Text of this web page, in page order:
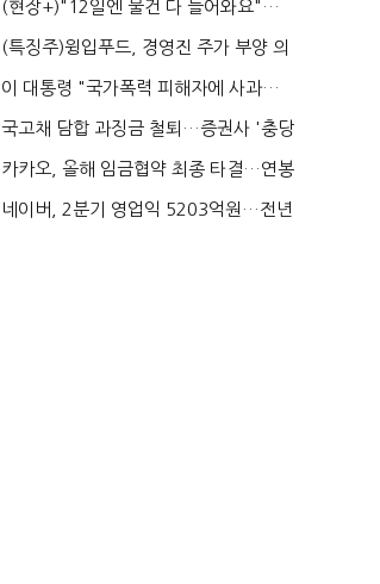
(현장+)"12일엔 물건 다 들어와요"…
빈 매대 채우며 문 연 ...
(특징주)윙입푸드, 경영진 주가 부양 의
지에 상한가...
이 대통령 "국가폭력 피해자에 사과…
적극적 조사로 진...
국고채 담합 과징금 철퇴…증권사 '충당
금 폭탄' 우려...
카카오, 올해 임금협약 최종 타결…연봉
6.3% 인상·격려...
네이버, 2분기 영업익 5203억원…전년